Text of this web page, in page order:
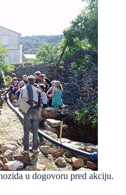
u dogovoru pred akciju.